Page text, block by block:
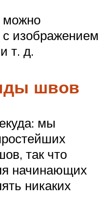
можно
с изображением
т. д.
швов
мы
так что
начинающих
никаких